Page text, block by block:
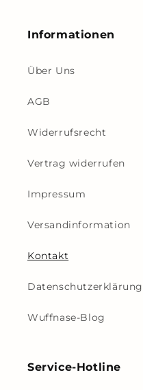
Informationen
Über Uns
AGB
Widerrufsrecht
Vertrag widerrufen
Impressum
Versandinformation
Kontakt
Datenschutzerklärung
Wuffnase-Blog
Service-Hotline